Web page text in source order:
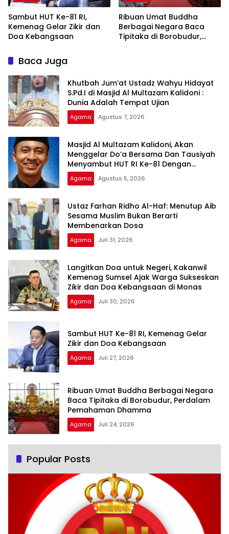
Sambut HUT Ke-81 RI,
Kemenag Gelar Zikir dan
Doa Kebangsaan
Ribuan Umat Buddha
Berbagai Negara Baca
Tipitaka di Borobudur,
Baca Juga
Khutbah Jum’at Ustadz Wahyu Hidayat
S.Pd.I di Masjid Al Multazam Kalidoni :
Dunia Adalah Tempat Ujian
Agama Agustus 7, 2026
Masjid Al Multazam Kalidoni, Akan
Menggelar Do’a Bersama Dan Tausiyah
Menyambut HUT RI Ke-81 Dengan
Pembicara Ustadz Qoim Nur’aini M.Pd
Agama Agustus 5, 2026
Ustaz Farhan Ridho Al-Haf: Menutup Aib
Sesama Muslim Bukan Berarti
Membenarkan Dosa
Agama Juli 31, 2026
Langitkan Doa untuk Negeri, Kakanwil
Kemenag Sumsel Ajak Warga Sukseskan
Zikir dan Doa Kebangsaan di Monas
Agama Juli 30, 2026
Sambut HUT Ke-81 RI, Kemenag Gelar
Zikir dan Doa Kebangsaan
Agama Juli 27, 2026
Ribuan Umat Buddha Berbagai Negara
Baca Tipitaka di Borobudur, Perdalam
Pemahaman Dhamma
Agama Juli 24, 2026
Popular Posts